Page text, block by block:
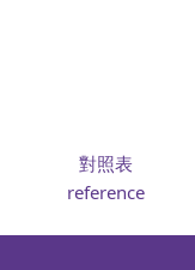
對照表
reference